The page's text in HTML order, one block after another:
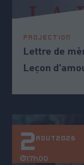
PROJECTION
Lettre de
Leçon
2 AOÛT 2026
17h00